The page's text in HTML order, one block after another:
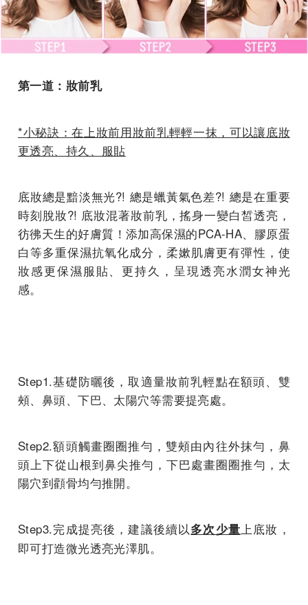
第一道：妝前乳
*小秘訣：在上妝前用妝前乳輕輕一抹，可以讓底妝
更透亮、持久、服貼
底妝總是黯淡無光?! 總是蠟黃氣色差?! 總是在重要
時刻脫妝?! 底妝混著妝前乳，搖身一變白皙透亮，
彷彿天生的好膚質！添加高保濕的PCA-HA、膠原蛋
白等多重保濕抗氧化成分，柔嫰肌膚更有彈性，使
妝感更保濕服貼、更持久，呈現透亮水潤女神光
感。
Step1.基礎防曬後，取適量妝前乳輕點在額頭、雙
頰、鼻頭、下巴、太陽穴等需要提亮處。
Step2.額頭觸畫圈圈推勻，雙頰由內往外抹勻，鼻
頭上下從山根到鼻尖推勻，下巴處畫圈圈推勻，太
陽穴到顴骨均勻推開。
Step3.完成提亮後，建議後續以多次少量上底妝，
即可打造微光透亮光澤肌。